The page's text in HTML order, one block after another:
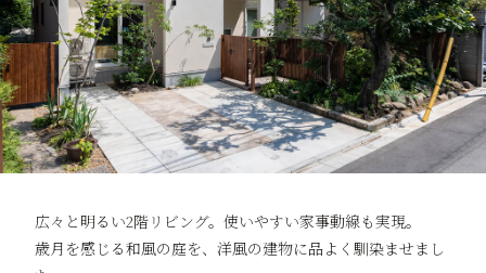
広々と明るい2階リビング。使いやすい家事動線も実現。
歳月を感じる和風の庭を、洋風の建物に品よく馴染ませまし